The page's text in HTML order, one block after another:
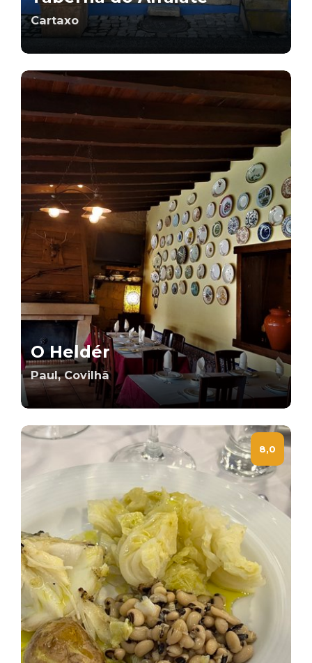
Cartaxo
O Heldér
Paul, Covilhã
8,0